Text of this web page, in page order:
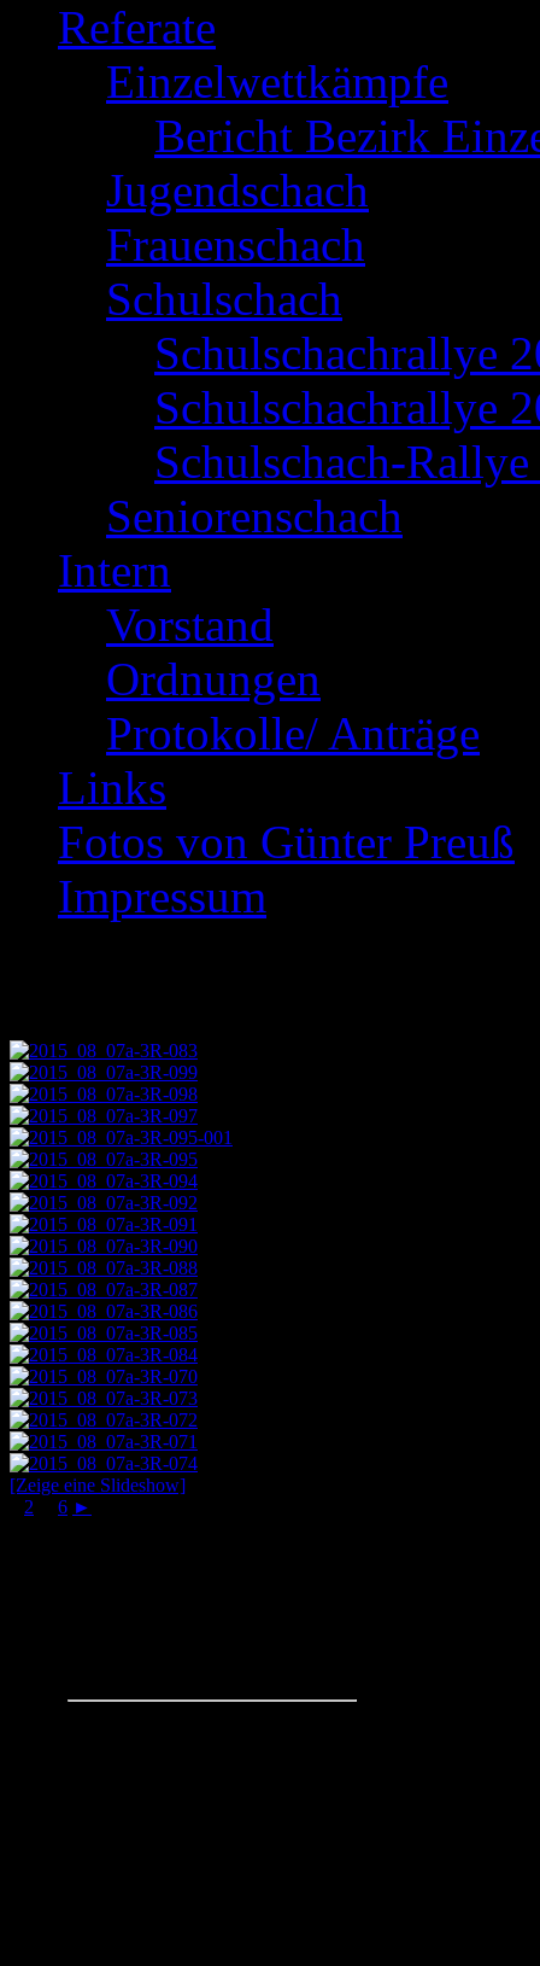
Referate
Einzelwettkämpfe
Bericht Bezirk
Jugendschach
Frauenschach
Schulschach
Schulschachrallye
Schulschachrallye
Schulschach-
Seniorenschach
Intern
Vorstand
Ordnungen
Protokolle/ Anträge
Links
Fotos von Günter Preuß
Impressum
[Zeige eine Slideshow]
2 6 ►